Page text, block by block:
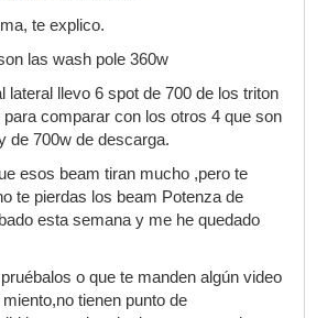
te explico.
las wash pole 360w
lateral llevo 6 spot de 700 de los triton
para comparar con los otros 4 que son
de 700w de descarga.
esos beam tiran mucho ,pero te
te pierdas los beam Potenza de
esta semana y me he quedado
o que te manden algún video
tienen punto de